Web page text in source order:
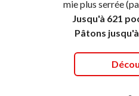
mie plus serrée
Jusqu'à 621
Pâtons